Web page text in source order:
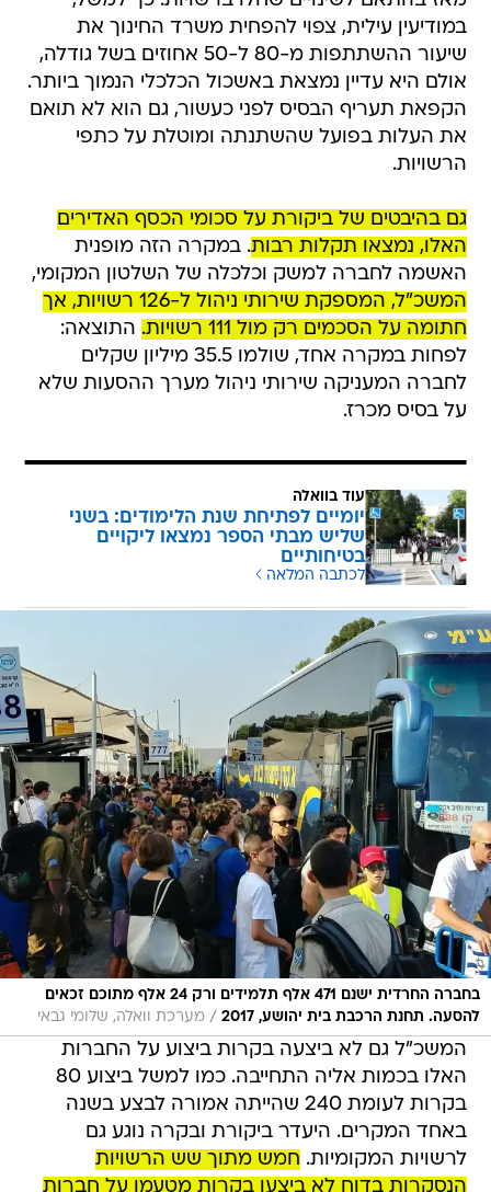
במודיעין עילית, צפוי להפחית משרד החינוך את
שיעור ההשתתפות מ-80 ל-50 אחוזים בשל גודלה,
אולם היא עדיין נמצאת באשכול הכלכלי הנמוך ביותר.
הקפאת תעריף הבסיס לפני כעשור, גם הוא לא תואם
את העלות בפועל שהשתנתה ומוטלת על כתפי
הרשויות.
גם בהיבטים של ביקורת על סכומי הכסף האדירים
האלו, נמצאו תקלות רבות. במקרה הזה מופנית
האשמה לחברה למשק וכלכלה של השלטון המקומי,
המשכ"ל, המספקת שירותי ניהול ל-126 רשויות, אך
חתומה על הסכמים רק מול 111 רשויות.
התוצאה:
לפחות במקרה אחד, שולמו 35.5 מיליון שקלים
לחברה המעניקה שירותי ניהול מערך ההסעות שלא
על בסיס מכרז.
עוד בוואלה
יומיים לפתיחת שנת הלימודים: בשני
שליש מבתי הספר נמצאו ליקויים
בטיחותיים
לכתבה המלאה
בחברה החרדית ישנם 471 אלף תלמידים ורק 24 אלף מתוכם זכאים
להסעה. תחנת הרכבת בית יהושע, 2017
/ מערכת וואלה, שלומי גבאי
המשכ"ל גם לא ביצעה בקרות ביצוע על החברות
האלו בכמות אליה התחייבה. כמו למשל ביצוע 80
בקרות לעומת 240 שהייתה אמורה לבצע בשנה
באחד המקרים. היעדר ביקורת ובקרה נוגע גם
לרשויות המקומיות. חמש מתוך שש הרשויות
הנסקרות בדוח לא ביצעו בקרות מטעמן על חברות